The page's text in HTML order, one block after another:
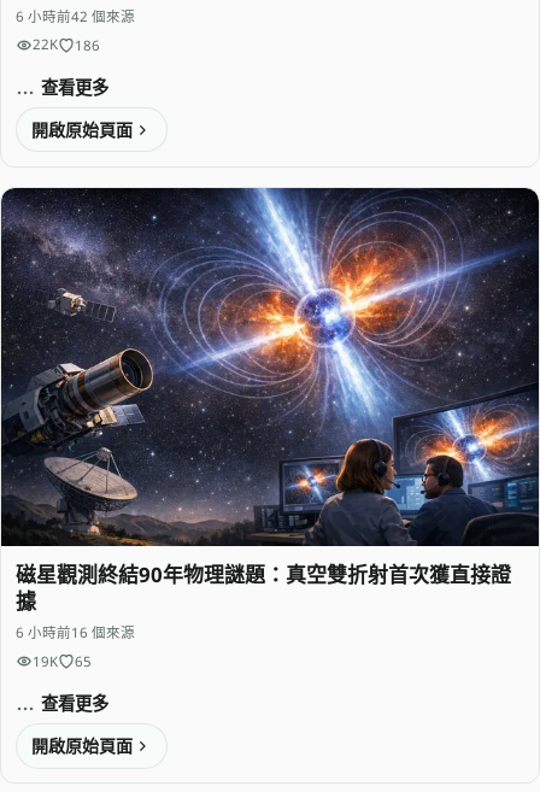
6 小時前42 個來源
22K
186
查看更多
開啟原始頁面
磁星觀測終結90年物理謎題：真空雙折射首次獲直接證
據
6 小時前16 個來源
19K
65
查看更多
開啟原始頁面